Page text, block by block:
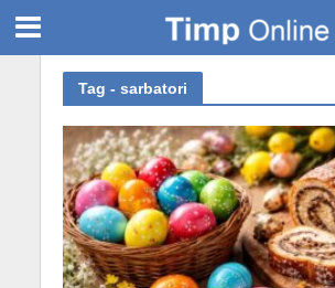
Tag - sarbatori